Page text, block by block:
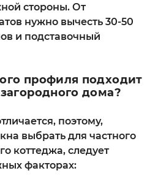
стороны. От
нужно вычесть 30-50
и подставочный
профиля подходит
дома?
поэтому,
выбрать для частного
коттеджа, следует
факторах: